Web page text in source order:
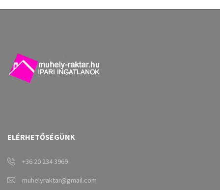
ELÉRHETŐSÉGÜNK
+36 20 234 3969
muhelyraktar@gmail.com